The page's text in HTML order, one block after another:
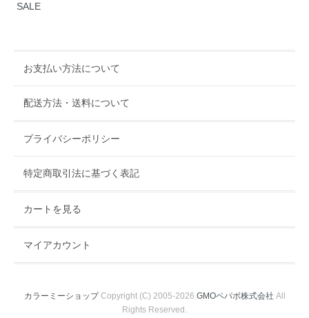
SALE
お支払い方法について
配送方法・送料について
プライバシーポリシー
特定商取引法に基づく表記
カートを見る
マイアカウント
カラーミーショップCopyright (C) 2005-2026 GMOペパボ株式会社 All
Rights Reserved.